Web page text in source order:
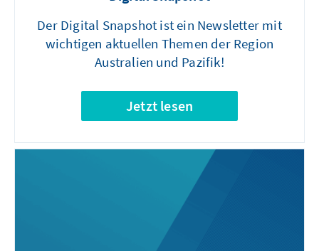
Der Digital Snapshot ist ein Newsletter mit
wichtigen aktuellen Themen der Region
Australien und Pazifik!
Jetzt lesen